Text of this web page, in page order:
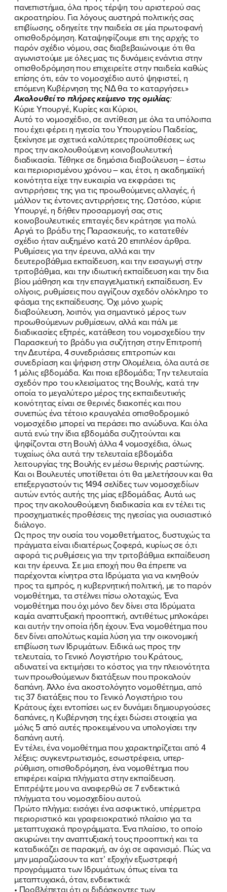
ΠΟΙΑ ΕΙΜΑΙ
ΕΡΓΟ
ΕΚΔΗΛΩΣΕΙΣ
ΝΕΑ
ΕΛΑ ΚΙ ΕΣΥ
πανεπιστήμια, όλα προς τέρψη του αριστερού σας
ακροατηρίου. Για λόγους αυστηρά πολιτικής σας
επιβίωσης, οδηγείτε την παιδεία σε μία πρωτοφανή
οπισθοδρόμηση. Καταψηφίζουμε επι της αρχής το
παρόν σχέδιο νόμου, σας διαβεβαιώνουμε ότι θα
αγωνιστούμε με όλες μας τις δυνάμεις ενάντια στην
οπισθοδρόμηση που επιχειρείτε στην παιδεία καθώς
επίσης ότι, εάν το νομοσχέδιο αυτό ψηφιστεί, η
επόμενη Κυβέρνηση της ΝΔ θα το καταργήσει.»
Ακολουθεί το πλήρες κείμενο της ομιλίας:
Κύριε Υπουργέ, Κυρίες και Κύριοι,
Αυτό το νομοσχέδιο, σε αντίθεση με όλα τα υπόλοιπα
που έχει φέρει η ηγεσία του Υπουργείου Παιδείας,
ξεκίνησε με σχετικά καλύτερες προϋποθέσεις ως
προς την ακολουθούμενη κοινοβουλευτική
διαδικασία. Τέθηκε σε δημόσια διαβούλευση – έστω
και περιορισμένου χρόνου – και, έτσι, η ακαδημαϊκή
κοινότητα είχε την ευκαιρία να εκφράσει τις
αντιρρήσεις της για τις προωθούμενες αλλαγές, ή
μάλλον τις έντονες αντιρρήσεις της. Ωστόσο, κύριε
Υπουργέ, η δήθεν προσαρμογή σας στις
κοινοβουλευτικές επιταγές δεν κράτησε για πολύ.
Αργά το βράδυ της Παρασκευής, το κατατεθέν
σχέδιο ήταν αυξημένο κατά 20 επιπλέον άρθρα.
Ρυθμίσεις για την έρευνα, αλλά και την
δευτεροβάθμια εκπαίδευση, και την εισαγωγή στην
τριτοβάθμια, και την ιδιωτική εκπαίδευση και την δια
βίου μάθηση και την επαγγελματική εκπαίδευση. Εν
ολίγοις, ρυθμίσεις που αγγίζουν σχεδόν ολόκληρο το
φάσμα της εκπαίδευσης. Όχι μόνο χωρίς
διαβούλευση, λοιπόν, για σημαντικό μέρος των
προωθούμενων ρυθμίσεων, αλλά και πάλι με
διαδικασίες εξπρές, κατάθεση του νομοσχεδίου την
Παρασκευή το βράδυ για συζήτηση στην Επιτροπή
την Δευτέρα, 4 συνεδριάσεις επιτροπών και
συνεδρίαση και ψήφιση στην Ολομέλεια, όλα αυτά σε
1 μόλις εβδομάδα. Και ποια εβδομάδα; Την τελευταία
σχεδόν προ του κλεισίματος της Βουλής, κατά την
οποία το μεγαλύτερο μέρος της εκπαιδευτικής
κοινότητας είναι σε θερινές διακοπές και που
συνεπώς ένα τέτοιο κραυγαλέα οπισθοδρομικό
νομοσχέδιο μπορεί να περάσει πιο ανώδυνα. Και όλα
αυτά ενώ την ίδια εβδομάδα συζητούνται και
ψηφίζονται στη Βουλή άλλα 4 νομοσχέδια, όλως
τυχαίως όλα αυτά την τελευταία εβδομάδα
λειτουργίας της Βουλής εν μέσω θερινής ραστώνης.
Και οι Βουλευτές υποτίθεται ότι θα μελετήσουν και θα
επεξεργαστούν τις 1494 σελίδες των νομοσχεδίων
αυτών εντός αυτής της μίας εβδομάδας. Αυτά ως
προς την ακολουθούμενη διαδικασία και εν τέλει τις
προσχηματικές προθέσεις της ηγεσίας για ουσιαστικό
διάλογο.
Ως προς την ουσία του νομοθετήματος, δυστυχώς τα
πράγματα είναι ιδιαιτέρως ζοφερά, κυρίως σε ό,τι
αφορά τις ρυθμίσεις για την τριτοβάθμια εκπαίδευση
και την έρευνα. Σε μια εποχή που θα έπρεπε να
παρέχονται κίνητρα στα Ιδρύματα για να κινηθούν
προς τα εμπρός, η κυβερνητική πολιτική, με το παρόν
νομοθέτημα, τα στέλνει πίσω ολοταχώς. Ένα
νομοθέτημα που όχι μόνο δεν δίνει στα Ιδρύματα
καμία αναπτυξιακή προοπτική, αντιθέτως μπλοκάρει
και αυτήν την οποία ήδη έχουν. Ένα νομοθέτημα που
δεν δίνει απολύτως καμία λύση για την οικονομική
επιβίωση των Ιδρυμάτων. Ειδικά ως προς την
τελευταία, το Γενικό Λογιστήριο του Κράτους,
αδυνατεί να εκτιμήσει το κόστος για την πλειονότητα
των προωθούμενων διατάξεων που προκαλούν
δαπάνη. Άλλο ένα ακοστολόγητο νομοθέτημα, από
τις 37 διατάξεις που το Γενικό Λογιστήριο του
Κράτους έχει εντοπίσει ως εν δυνάμει δημιουργούσες
δαπάνες, η Κυβέρνηση της έχει δώσει στοιχεία για
μόλις 5 από αυτές προκειμένου να υπολογίσει την
δαπάνη αυτή.
Εν τέλει, ένα νομοθέτημα που χαρακτηρίζεται από 4
λέξεις: συγκεντρωτισμός, εσωστρέφεια, υπερ-
ρύθμιση, οπισθοδρόμηση, ένα νομοθέτημα που
επιφέρει καίρια πλήγματα στην εκπαίδευση.
Επιτρέψτε μου να αναφερθώ σε 7 ενδεικτικά
πλήγματα του νομοσχεδίου αυτού.
Πρώτο πλήγμα: εισάγει ένα ασφυκτικό, υπέρμετρα
περιοριστικό και γραφειοκρατικό πλαίσιο για τα
μεταπτυχιακά προγράμματα. Ένα πλαίσιο, το οποίο
ακυρώνει την αναπτυξιακή τους προοπτική και τα
καταδικάζει σε παρακμή, αν όχι σε αφανισμό. Πώς να
μην μαραζώσουν τα κατ’ εξοχήν εξωστρεφή
προγράμματα των Ιδρυμάτων, όπως είναι τα
μεταπτυχιακά, όταν, ενδεικτικά:
• Προβλέπεται ότι οι διδάσκοντες των